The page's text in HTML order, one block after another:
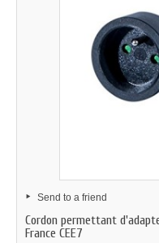
Send to a friend
Cordon permettant
France CEE7